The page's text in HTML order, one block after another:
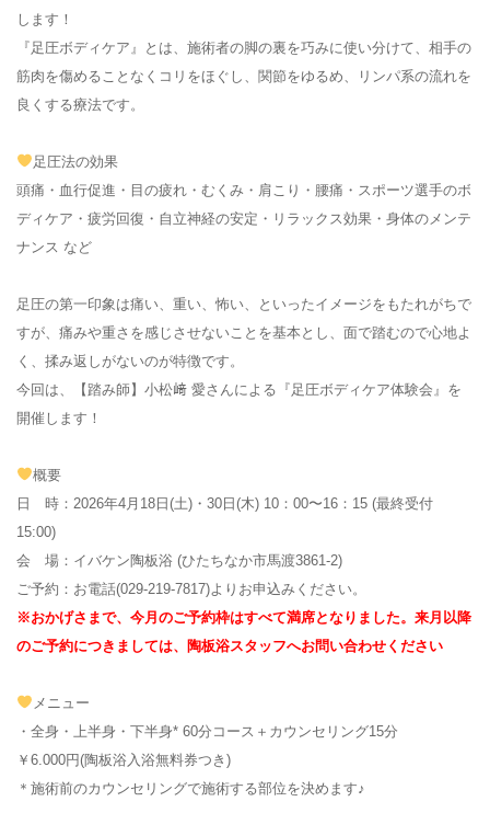
します！
『足圧ボディケア』とは、施術者の脚の裏を巧みに使い分けて、相手の
筋肉を傷めることなくコリをほぐし、関節をゆるめ、リンパ系の流れを
良くする療法です。
足圧法の効果
頭痛・血行促進・目の疲れ・むくみ・肩こり・腰痛・スポーツ選手のボ
ディケア・疲労回復・自立神経の安定・リラックス効果・身体のメンテ
ナンス など
足圧の第一印象は痛い、重い、怖い、といったイメージをもたれがちで
すが、痛みや重さを感じさせないことを基本とし、面で踏むので心地よ
く、揉み返しがないのが特徴です。
今回は、【踏み師】小松﨑 愛さんによる『足圧ボディケア体験会』を
開催します！
概要
日 時：2026年4月18日(土)・30日(木) 10：00〜16：15 (最終受付
15:00)
会 場：イバケン陶板浴 (ひたちなか市馬渡3861-2)
ご予約：お電話(029-219-7817)よりお申込みください。
※おかげさまで、今月のご予約枠はすべて満席となりました。来月以降
のご予約につきましては、陶板浴スタッフへお問い合わせください
メニュー
・全身・上半身・下半身* 60分コース＋カウンセリング15分
￥6.000円(陶板浴入浴無料券つき)
＊施術前のカウンセリングで施術する部位を決めます♪